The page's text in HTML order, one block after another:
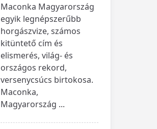
Maconka Magyarország
egyik legnépszerűbb
horgászvize, számos
kitüntető cím és
elismerés, világ- és
országos rekord,
versenycsúcs birtokosa.
Maconka,
Magyarország ...